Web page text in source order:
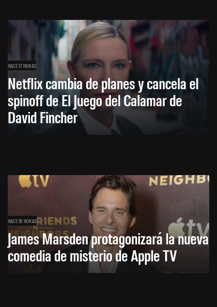
HACE 17 HORAS
Netflix cambia de planes y cancela el
spinoff de El Juego del Calamar de
David Fincher
HACE 18 HORAS
James Marsden protagonizará la nueva
comedia de misterio de Apple TV